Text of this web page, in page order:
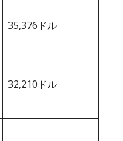
35,376ドル
32,210ドル